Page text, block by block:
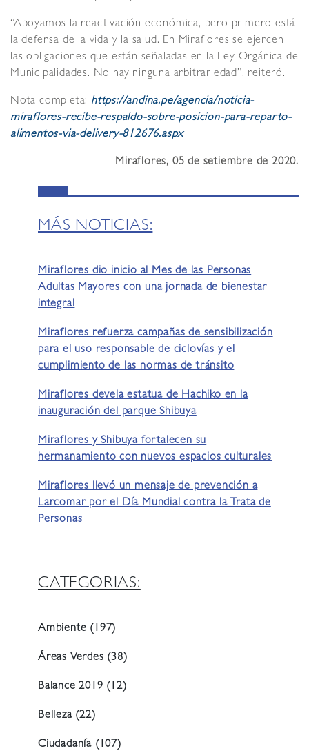
“Apoyamos la reactivación económica, pero primero está
la defensa de la vida y la salud. En Miraflores se ejercen
las obligaciones que están señaladas en la Ley Orgánica de
Municipalidades. No hay ninguna arbitrariedad”, reiteró.
Nota completa: https://andina.pe/agencia/noticia-
miraflores-recibe-respaldo-sobre-posicion-para-reparto-
alimentos-via-delivery-812676.aspx
Miraflores, 05 de setiembre de 2020.
MÁS NOTICIAS:
Miraflores dio inicio al Mes de las Personas
Adultas Mayores con una jornada de bienestar
integral
Miraflores refuerza campañas de sensibilización
para el uso responsable de ciclovías y el
cumplimiento de las normas de tránsito
Miraflores devela estatua de Hachiko en la
inauguración del parque Shibuya
Miraflores y Shibuya fortalecen su
hermanamiento con nuevos espacios culturales
Miraflores llevó un mensaje de prevención a
Larcomar por el Día Mundial contra la Trata de
Personas
CATEGORIAS:
Ambiente (197)
Áreas Verdes (38)
Balance 2019 (12)
Belleza(22)
Ciudadanía (107)